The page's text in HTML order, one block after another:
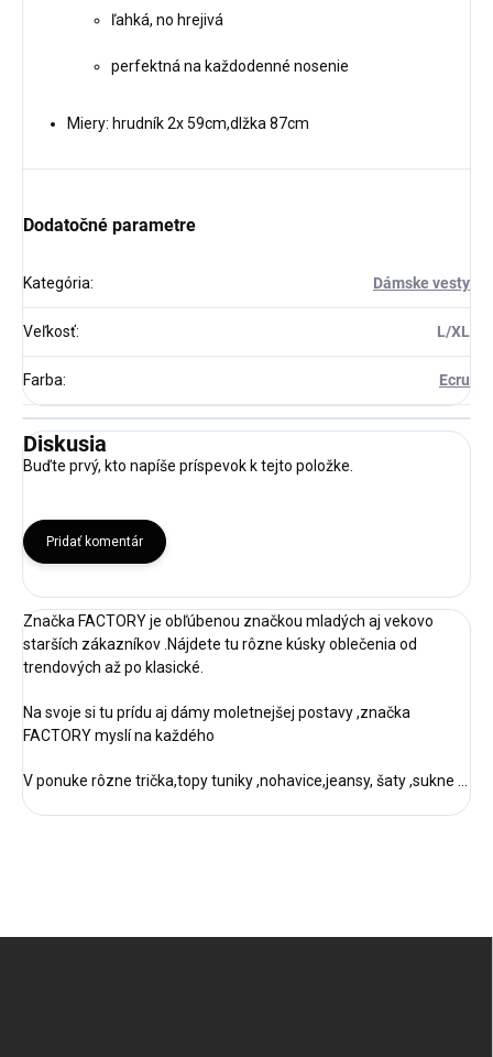
ľahká, no hrejivá
perfektná na každodenné nosenie
Miery: hrudník 2x 59cm,dlžka 87cm
Dodatočné parametre
Kategória: Dámske vesty
Veľkosť: L/XL
Farba: Ecru
Diskusia
Buďte prvý, kto napíše príspevok k tejto položke.
Pridať komentár
Značka FACTORY je obľúbenou značkou mladých aj vekovo
starších zákazníkov .Nájdete tu rôzne kúsky oblečenia od
trendových až po klasické.
Na svoje si tu prídu aj dámy moletnejšej postavy ,značka
FACTORY myslí na každého
V ponuke rôzne trička,topy tuniky ,nohavice,jeansy, šaty ,sukne ...